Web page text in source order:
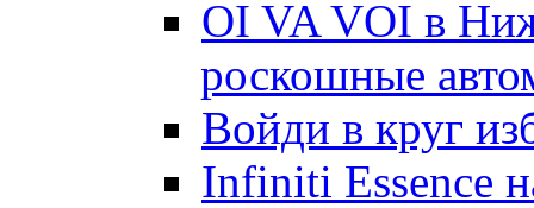
OI VA VOI в
роскошные
Войди в круг
Infiniti Essence